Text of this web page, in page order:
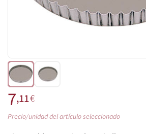
7,11€
Precio/unidad del artículo seleccionado